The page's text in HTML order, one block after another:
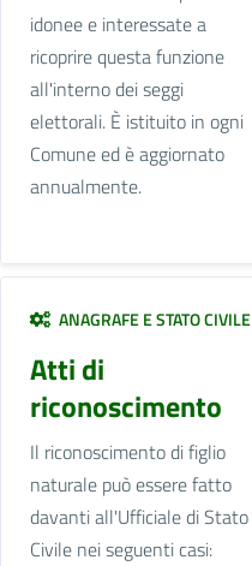
idonee e interessate a
ricoprire questa funzione
all'interno dei seggi
elettorali. È istituito in ogni
Comune ed è aggiornato
annualmente.
ANAGRAFE E STATO CIVILE
Atti di
riconoscimento
Il riconoscimento di figlio
naturale può essere fatto
davanti all'Ufficiale di Stato
Civile nei seguenti casi: